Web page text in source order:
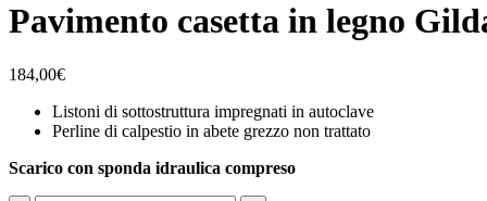
Pavimento casetta in legno
184,00€
Listoni di sottostruttura impregnati in autoclave
Perline di calpestio in abete grezzo non trattato
Scarico con sponda idraulica compreso